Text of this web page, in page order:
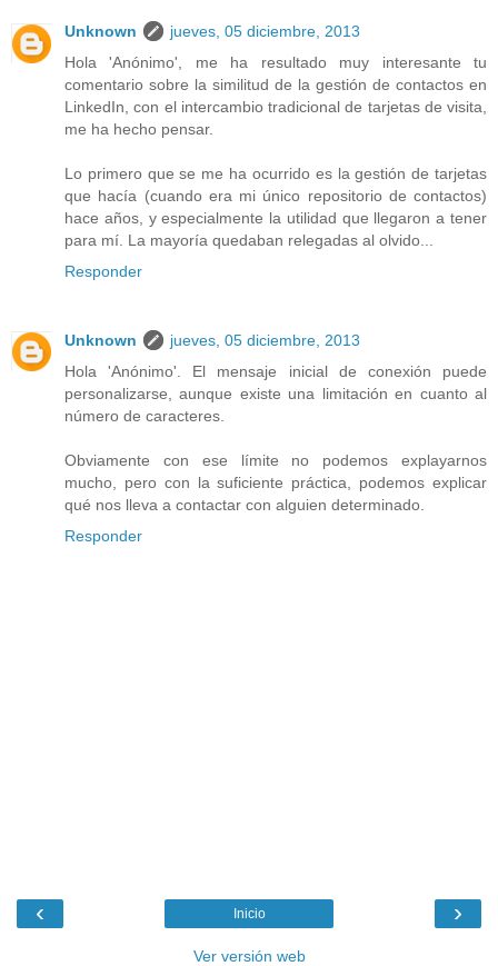
Unknown
jueves, 05 diciembre, 2013
Hola 'Anónimo', me ha resultado muy interesante tu
comentario sobre la similitud de la gestión de contactos en
LinkedIn, con el intercambio tradicional de tarjetas de visita,
me ha hecho pensar.
Lo primero que se me ha ocurrido es la gestión de tarjetas
que hacía (cuando era mi único repositorio de contactos)
hace años, y especialmente la utilidad que llegaron a tener
para mí. La mayoría quedaban relegadas al olvido...
Responder
Unknown
jueves, 05 diciembre, 2013
Hola 'Anónimo'. El mensaje inicial de conexión puede
personalizarse, aunque existe una limitación en cuanto al
número de caracteres.
Obviamente con ese límite no podemos explayarnos
mucho, pero con la suficiente práctica, podemos explicar
qué nos lleva a contactar con alguien determinado.
Responder
‹ ›
Inicio
Ver versión web